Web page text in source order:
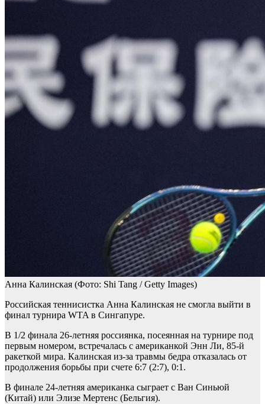
Анна Калинская (Фото: Shi Tang / Getty Images)
Российская теннисистка Анна Калинская не смогла выйти в
финал турнира WTA в Сингапуре.
В 1/2 финала 26-летняя россиянка, посеянная на турнире под
первым номером, встречалась с американкой Энн Ли, 85-й
ракеткой мира. Калинская из-за травмы бедра отказалась от
продолжения борьбы при счете 6:7 (2:7), 0:1.
В финале 24-летняя американка сыграет с Ван Синьюй
(Китай) или Элизе Мертенс (Бельгия).